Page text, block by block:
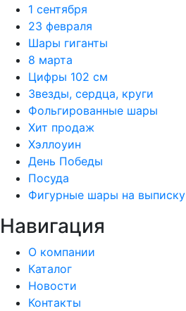
1 сентября
23 февраля
Шары гиганты
8 марта
Цифры 102 см
Звезды, сердца, круги
Фольгированные шары
Хит продаж
Хэллоуин
День Победы
Посуда
Фигурные шары на выписку
Навигация
О компании
Каталог
Новости
Контакты